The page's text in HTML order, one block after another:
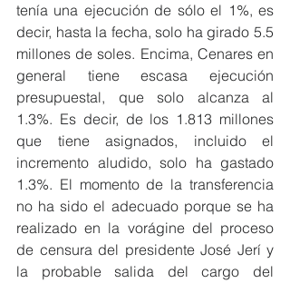
tenía una ejecución de sólo el 1%, es
decir, hasta la fecha, solo ha girado 5.5
millones de soles. Encima, Cenares en
general tiene escasa ejecución
presupuestal, que solo alcanza al
1.3%. Es decir, de los 1.813 millones
que tiene asignados, incluido el
incremento aludido, solo ha gastado
1.3%. El momento de la transferencia
no ha sido el adecuado porque se ha
realizado en la vorágine del proceso
de censura del presidente José Jerí y
la probable salida del cargo del